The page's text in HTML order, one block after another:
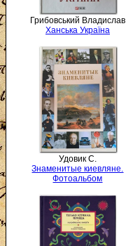
Грибовський Владислав
Ханська Україна
Удовик С.
Знаменитые киевляне.
Фотоальбом